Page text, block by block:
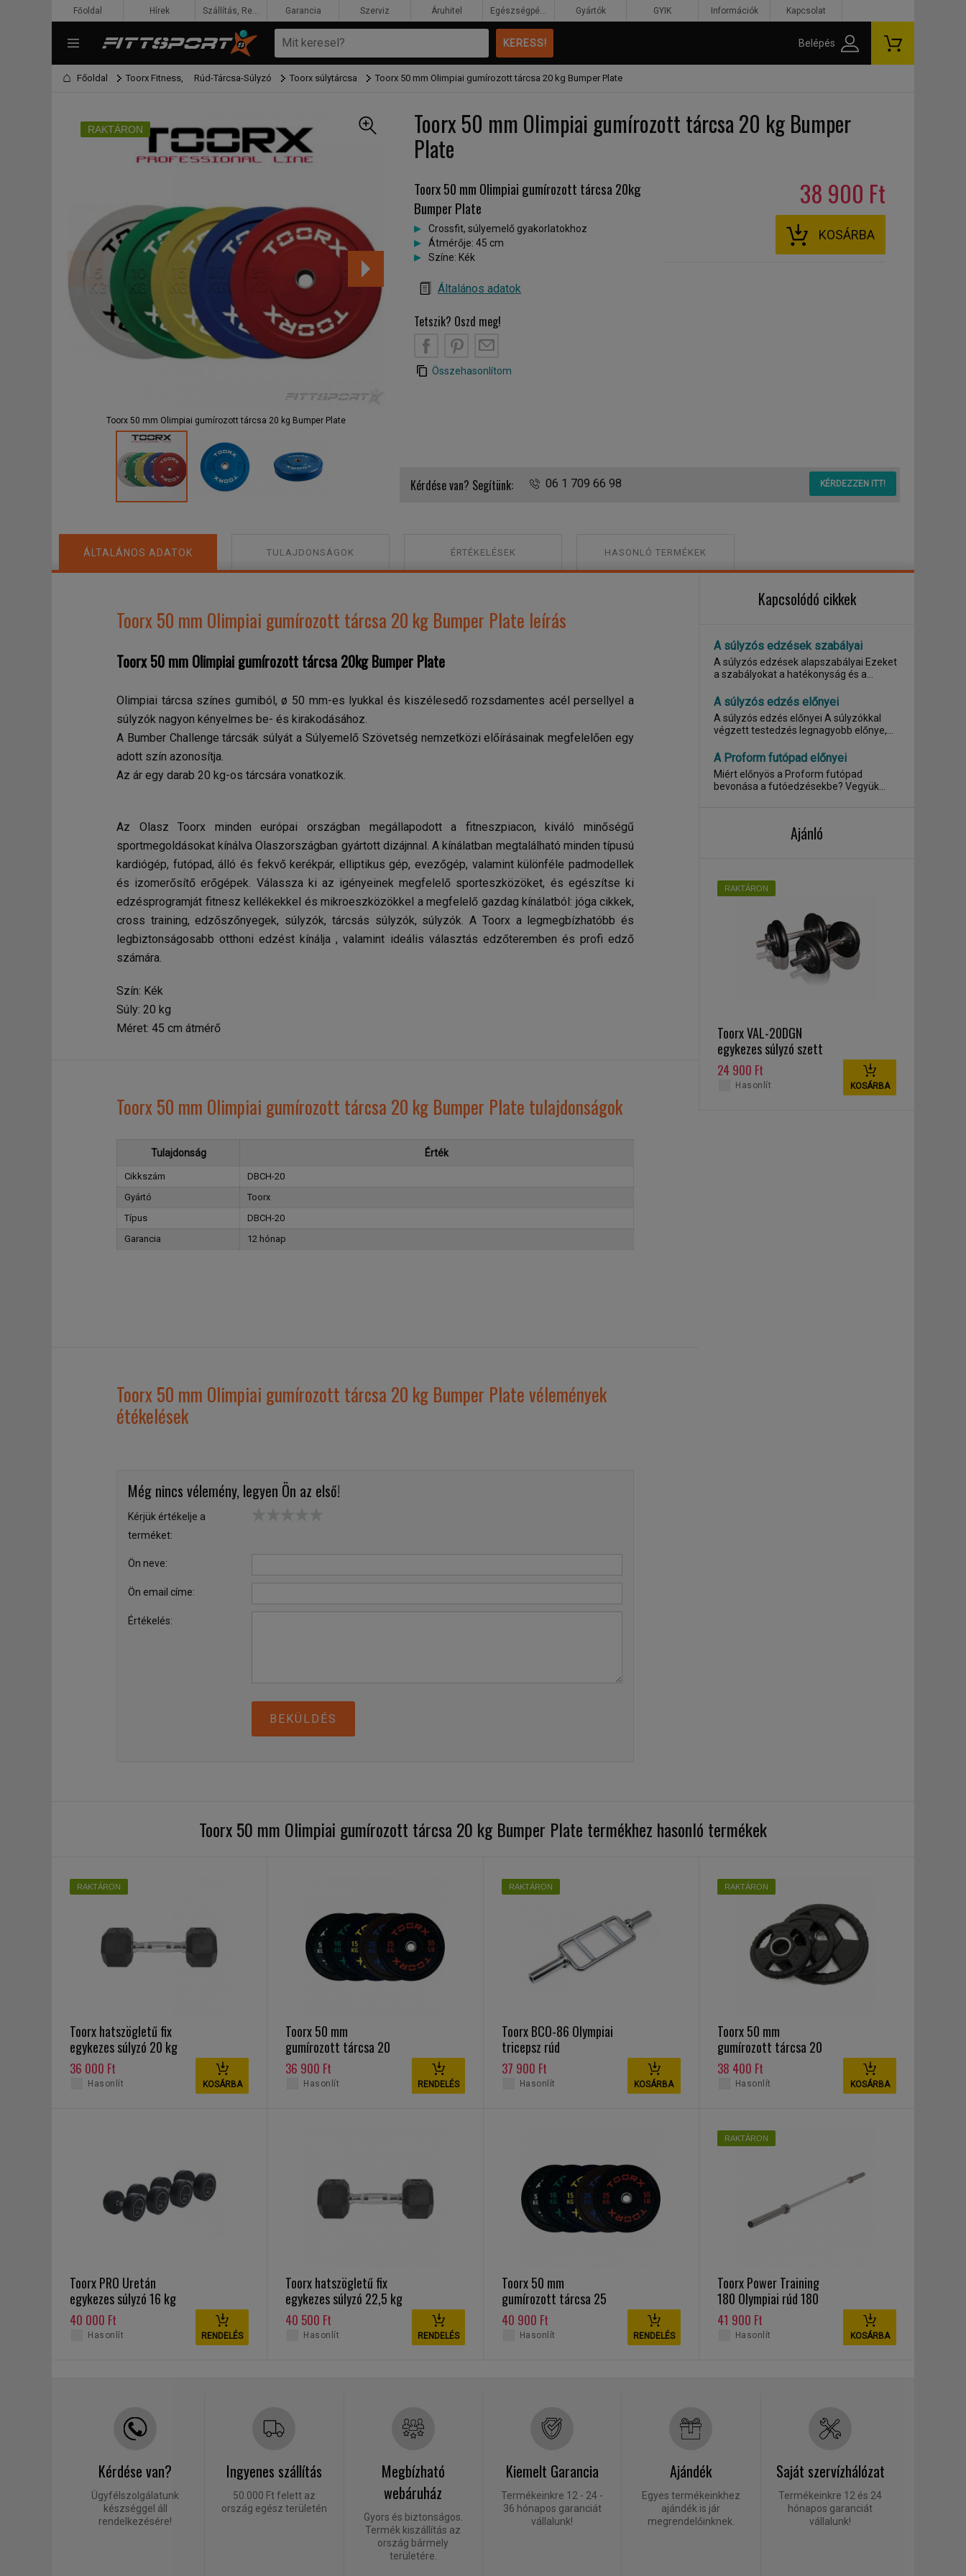
Főoldal Toorx Fitness, Rúd-Tárcsa-Súlyzó Toorx súlytárcsa Toorx 50 mm Olimpiai gumírozott tárcsa 20 kg Bumper Plate
Toorx 50 mm Olimpiai gumírozott tárcsa 20 kg Bumper
Plate
RAKTÁRON
Toorx 50 mm Olimpiai gumírozott tárcsa 20 kg Bumper Plate
38 900 Ft
KOSÁRBA
Toorx 50 mm Olimpiai gumírozott tárcsa 20kg
Bumper Plate
Crossfit, súlyemelő gyakorlatokhoz
Átmérője: 45 cm
Színe: Kék
Általános adatok
Tetszik? Oszd meg!
FB
Összehasonlítom
Kérdése van? Segítünk: 06 1 709 66 98 KÉRDEZZEN ITT!
ÁLTALÁNOS ADATOK TULAJDONSÁGOK ÉRTÉKELÉSEK HASONLÓ TERMÉKEK
Toorx 50 mm Olimpiai gumírozott tárcsa 20 kg Bumper Plate leírás
Toorx 50 mm Olimpiai gumírozott tárcsa 20kg Bumper Plate
Olimpiai tárcsa színes gumiból, ø 50 mm-es lyukkal és kiszélesedő rozsdamentes acél persellyel a
súlyzók nagyon kényelmes be- és kirakodásához.
A Bumber Challenge tárcsák súlyát a Súlyemelő Szövetség nemzetközi előírásainak megfelelően egy
adott szín azonosítja.
Az ár egy darab 20 kg-os tárcsára vonatkozik.
Az Olasz Toorx minden európai országban megállapodott a fitneszpiacon, kiváló minőségű
sportmegoldásokat kínálva Olaszországban gyártott dizájnnal. A kínálatban megtalálható minden típusú
kardiógép, futópad, álló és fekvő kerékpár, elliptikus gép, evezőgép, valamint különféle padmodellek
és izomerősítő erőgépek. Válassza ki az igényeinek megfelelő sporteszközöket, és egészítse ki
edzésprogramját fitnesz kellékekkel és mikroeszközökkel a megfelelő gazdag kínálatból: jóga cikkek,
cross training, edzőszőnyegek, súlyzók, tárcsás súlyzók, súlyzók. A Toorx a legmegbízhatóbb és
legbiztonságosabb otthoni edzést kínálja , valamint ideális választás edzőteremben és profi edző
számára.
Szín: Kék
Súly: 20 kg
Méret: 45 cm átmérő
Toorx 50 mm Olimpiai gumírozott tárcsa 20 kg Bumper Plate tulajdonságok
Tulajdonság Érték
Cikkszám
DBCH-20
Gyártó
Toorx
Típus
DBCH-20
Garancia
12 hónap
Toorx 50 mm Olimpiai gumírozott tárcsa 20 kg Bumper Plate vélemények
étékelések
Még nincs vélemény, legyen Ön az első!
Kérjük értékelje a
terméket:
Ön neve:
Ön email címe:
Értékelés:
BEKÜLDÉS
Kapcsolódó cikkek
A súlyzós edzések szabályai
A súlyzós edzések alapszabályai Ezeket
a szabályokat a hatékonyság és a...
A súlyzós edzés előnyei
A súlyzós edzés előnyei A súlyzókkal
végzett testedzés legnagyobb előnye,
A Proform futópad előnyei
Miért előnyös a Proform futópad
bevonása a futóedzésekbe? Vegyük
Ajánló
RAKTÁRON
Toorx VAL-20DGN
egykezes súlyzó szett
20 kg
24 900 Ft
KOSÁRBA
Hasonlít
Toorx 50 mm Olimpiai gumírozott tárcsa 20 kg Bumper Plate termékhez hasonló termékek
RAKTÁRON
Toorx hatszögletű fix
egykezes súlyzó 20 kg
36 000 Ft
KOSÁRBA
Hasonlít
Toorx 50 mm
gumírozott tárcsa 20
kg Bumper Plate
36 900 Ft
RENDELÉS
Hasonlít
RAKTÁRON
Toorx BCO-86 Olympiai
tricepsz rúd
37 900 Ft
KOSÁRBA
Hasonlít
RAKTÁRON
Toorx 50 mm
gumírozott tárcsa 20
kg
38 400 Ft
KOSÁRBA
Hasonlít
Toorx PRO Uretán
egykezes súlyzó 16 kg
40 000 Ft
RENDELÉS
Hasonlít
Toorx hatszögletű fix
egykezes súlyzó 22,5 kg
40 500 Ft
RENDELÉS
Hasonlít
Toorx 50 mm
gumírozott tárcsa 25
kg Bumper Plate
40 900 Ft
RENDELÉS
Hasonlít
RAKTÁRON
Toorx Power Training
180 Olympiai rúd 180
cm
41 900 Ft
KOSÁRBA
Hasonlít
Kérdése van?
Ügyfélszolgálatunk
készséggel áll
rendelkezésére!
Ingyenes szállítás
50.000 Ft felett az
ország egész területén
Megbízható
webáruház
Gyors és biztonságos.
Termék kiszállítás az
ország bármely
területére.
Kiemelt Garancia
Termékeinkre 12 - 24 -
36 hónapos garanciát
vállalunk!
Ajándék
Egyes termékeinkhez
ajándék is jár
megrendelőinknek.
Saját szervízhálózat
Termékeinkre 12 és 24
hónapos garanciát
vállalunk!
Főoldal Hírek Szállítás, Rendelés, Fizetés Garancia Szerviz Áruhitel Egészségpénztár Gyártók GYIK Információk Kapcsolat
Belépés